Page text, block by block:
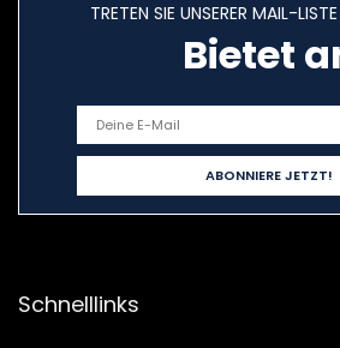
TRETEN SIE UNSERER MAIL-
Bietet
Schnelllinks